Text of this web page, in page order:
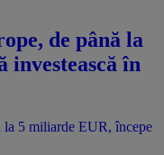
de până la
investească în